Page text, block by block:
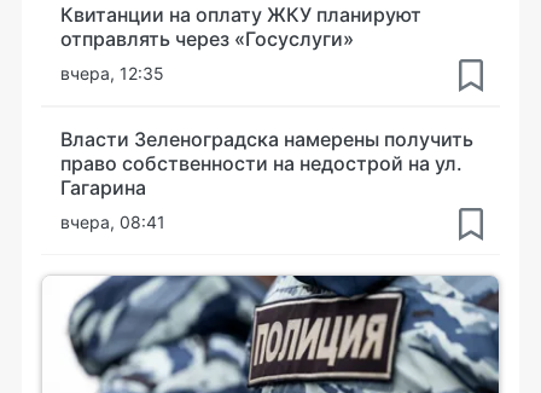
Квитанции на оплату ЖКУ планируют
отправлять через «Госуслуги»
вчера, 12:35
Власти Зеленоградска намерены получить
право собственности на недострой на ул.
Гагарина
вчера, 08:41